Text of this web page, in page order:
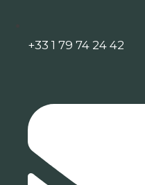
+33 1 79 74 24 42